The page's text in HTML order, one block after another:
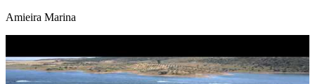
Amieira Marina